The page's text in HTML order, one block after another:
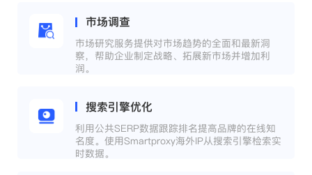
市场调查
市场研究服务提供对市场趋势的全面和最新洞
察，帮助企业制定战略、拓展新市场并增加利
润。
搜索引擎优化
利用公共SERP数据跟踪排名提高品牌的在线知
名度。使用Smartproxy海外IP从搜索引擎检索实
时数据。